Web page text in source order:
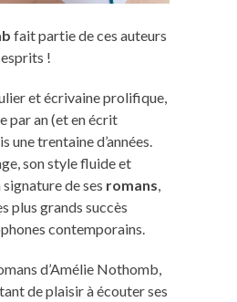
fait partie de ces auteurs
!
et écrivaine prolifique,
par an (et en écrit
une trentaine d’années.
son style fluide et
de ses romans
plus grands succès
contemporains.
d’Amélie Nothomb,
de plaisir à écouter ses